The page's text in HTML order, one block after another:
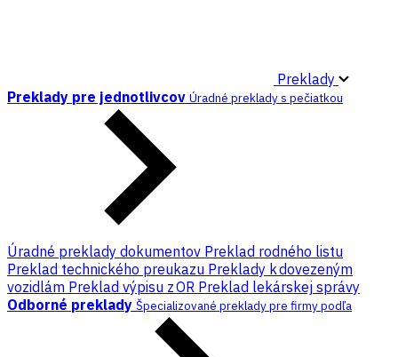
Preklady
Preklady pre jednotlivcov Úradné preklady s pečiatkou
Úradné preklady dokumentov Preklad rodného listu
Preklad technického preukazu Preklady k dovezeným
vozidlám Preklad výpisu z OR Preklad lekárskej správy
Odborné preklady Špecializované preklady pre firmy podľa